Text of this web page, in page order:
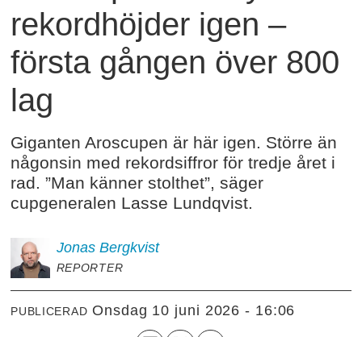
rekordhöjder igen –
första gången över 800
lag
Giganten Aroscupen är här igen. Större än
någonsin med rekordsiffror för tredje året i
rad. ”Man känner stolthet”, säger
cupgeneralen Lasse Lundqvist.
Jonas Bergkvist
REPORTER
PUBLICERAD onsdag 10 juni 2026 - 16:06